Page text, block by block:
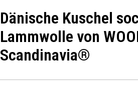
Dänische Kuschel
Lammwolle von
Scandinavia®